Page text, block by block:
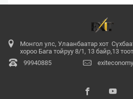
Монгол улс, Улаанбаатар хот
хороо Бага тойруу 8/1, 13 байр,13 тоот
99940885